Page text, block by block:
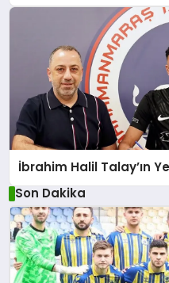
İbrahim Halil Talay’ın
Son Dakika